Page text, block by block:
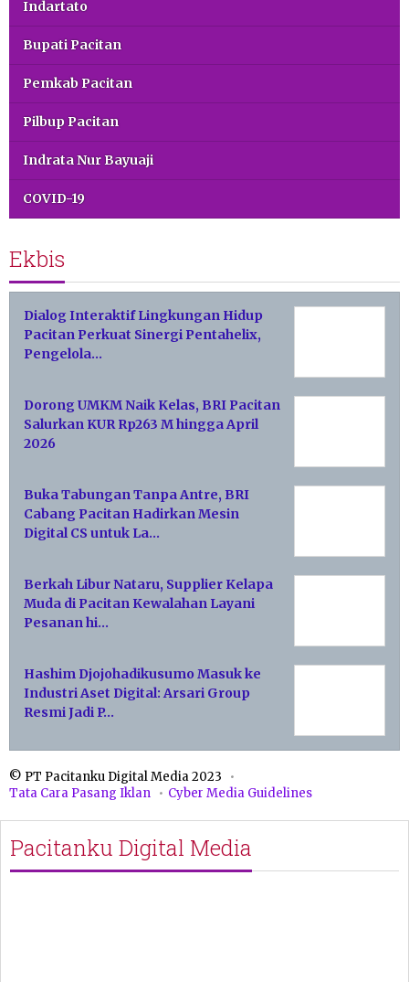
Indartato
Bupati Pacitan
Pemkab Pacitan
Pilbup Pacitan
Indrata Nur Bayuaji
COVID-19
Ekbis
Dialog Interaktif Lingkungan Hidup
Pacitan Perkuat Sinergi Pentahelix,
Pengelola…
Dorong UMKM Naik Kelas, BRI Pacitan
Salurkan KUR Rp263 M hingga April
2026
Buka Tabungan Tanpa Antre, BRI
Cabang Pacitan Hadirkan Mesin
Digital CS untuk La…
Berkah Libur Nataru, Supplier Kelapa
Muda di Pacitan Kewalahan Layani
Pesanan hi…
Hashim Djojohadikusumo Masuk ke
Industri Aset Digital: Arsari Group
Resmi Jadi P…
© PT Pacitanku Digital Media 2023
Tata Cara Pasang Iklan
Cyber Media Guidelines
Pacitanku Digital Media